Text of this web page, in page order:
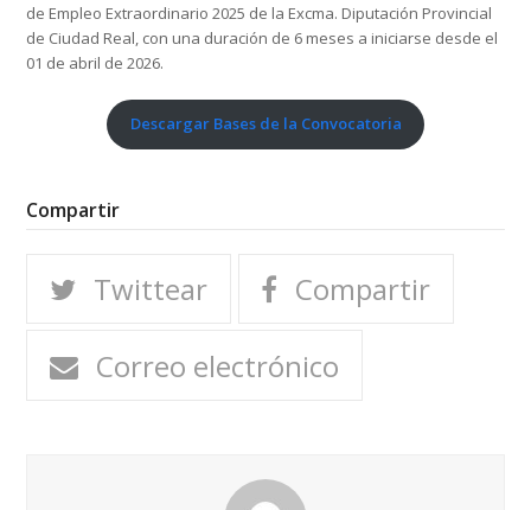
de Empleo Extraordinario 2025 de la Excma. Diputación Provincial
de Ciudad Real, con una duración de 6 meses a iniciarse desde el
01 de abril de 2026.
Descargar Bases de la Convocatoria
Compartir
Twittear
Compartir
Correo electrónico